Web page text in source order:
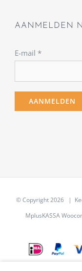
AANMELDEN
E-mail *
© Copyright2026 |
MplusKASSA